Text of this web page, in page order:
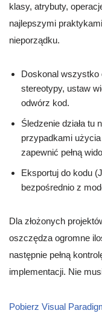
klasy, atrybuty,
najlepszymi
nieporządku.
Doskonal wszystko
stereotypy, ustaw
odwórz kod.
Śledzenie działa tu
przypadkami
zapewnić pełną
Eksportuj do kodu
bezpośrednio z
Dla złożonych
oszczędza ogromne
następnie pełną
implementacji. Nie
Pobierz Visual